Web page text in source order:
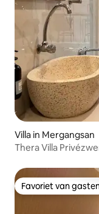
Villa in Mergangsan
Thera Villa
Favoriet van
Favoriet van